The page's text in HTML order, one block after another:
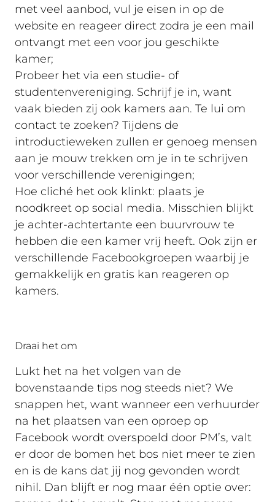
met veel aanbod, vul je eisen in op de
website en reageer direct zodra je een mail
ontvangt met een voor jou geschikte
kamer;
Probeer het via een studie- of
studentenvereniging. Schrijf je in, want
vaak bieden zij ook kamers aan. Te lui om
contact te zoeken? Tijdens de
introductieweken zullen er genoeg mensen
aan je mouw trekken om je in te schrijven
voor verschillende verenigingen;
Hoe cliché het ook klinkt: plaats je
noodkreet op social media. Misschien blijkt
je achter-achtertante een buurvrouw te
hebben die een kamer vrij heeft. Ook zijn er
verschillende Facebookgroepen waarbij je
gemakkelijk en gratis kan reageren op
kamers.
Draai het om
Lukt het na het volgen van de
bovenstaande tips nog steeds niet? We
snappen het, want wanneer een verhuurder
na het plaatsen van een oproep op
Facebook wordt overspoeld door PM’s, valt
er door de bomen het bos niet meer te zien
en is de kans dat jij nog gevonden wordt
nihil. Dan blijft er nog maar één optie over: